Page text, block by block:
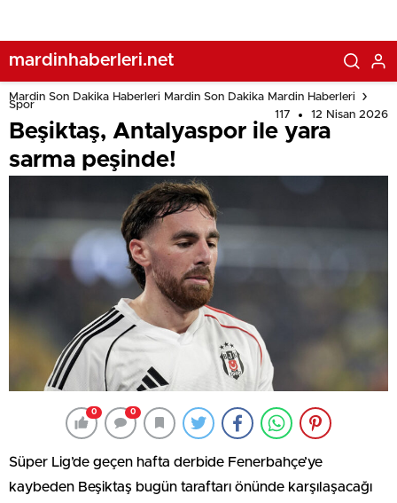
mardinhaberleri.net
Mardin Son Dakika Haberleri Mardin Son Dakika Mardin Haberleri
Spor
117
12 Nisan 2026
Beşiktaş, Antalyaspor ile yara
sarma peşinde!
0 0
Süper Lig’de geçen hafta derbide Fenerbahçe’ye
kaybeden Beşiktaş bugün taraftarı önünde karşılaşacağı